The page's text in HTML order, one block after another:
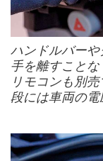
ハンドルバー
手を離すこと
リモコンも別
段には車両の電